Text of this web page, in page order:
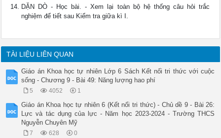
DẶN DÒ - Học bài. - Xem lại toàn bộ hệ thống câu hỏi trắc
nghiệm để tiết sau Kiểm tra giữa kì I.
TÀI LIỆU LIÊN QUAN
Giáo án Khoa học tự nhiên Lớp 6 Sách Kết nối tri thức với cuộc
sống - Chương 9 - Bài 49: Năng lượng hao phí
5 4052 1
Giáo án Khoa học tự nhiên 6 (Kết nối tri thức) - Chủ dề 9 - Bài 26:
Lực và tác dụng của lực - Năm học 2023-2024 - Trường THCS
Nguyễn Chuyên Mỹ
7 628 0